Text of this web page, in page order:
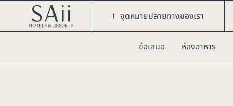
จุดหมายปลายทางของเรา
ข้อเสนอ ห้องอาหาร